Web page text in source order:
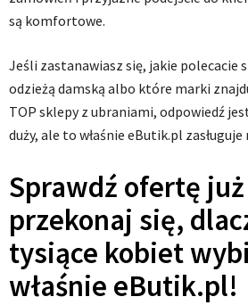
są komfortowe.
Jeśli zastanawiasz się, jakie polecacie
odzieżą damską albo które marki
TOP sklepy z ubraniami, odpowiedź
duży, ale to właśnie eButik.pl
Sprawdź ofertę
przekonaj się,
tysiące kobiet
właśnie eButik.pl!